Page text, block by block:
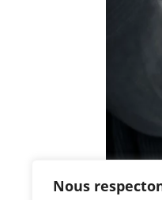
Nous